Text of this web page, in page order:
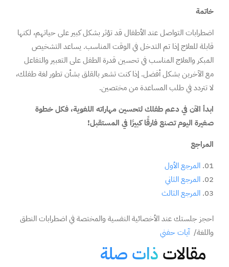
خاتمة
اضطرابات التواصل عند الأطفال قد تؤثر بشكل كبير على حياتهم، لكنها
قابلة للعلاج إذا تم التدخل في الوقت المناسب. يساعد التشخيص
المبكر والعلاج المناسب في تحسين قدرة الطفل على التعبير والتفاعل
مع الآخرين بشكل أفضل. إذا كنت تشعر بالقلق بشأن تطور لغة طفلك،
لا تتردد في طلب المساعدة من مختصين.
ابدأ الآن في دعم طفلك لتحسين مهاراته اللغوية، فكل خطوة
صغيرة اليوم تصنع فارقًا كبيرًا في المستقبل!
المراجع
المرجع الأول
المرجع الثاني
المرجع الثالث
احجز جلستك عند الأخصائية النفسية والمختصة في اضطرابات النطق
واللغة/آيات حفني
مقالات ذات صلة